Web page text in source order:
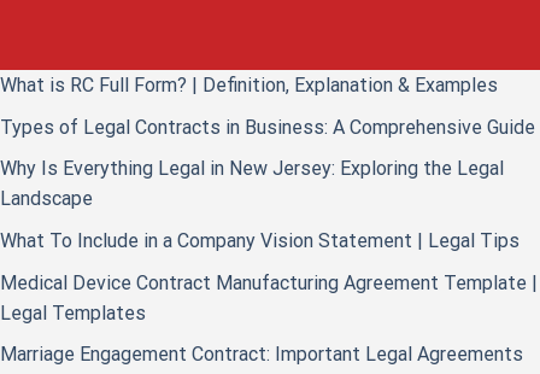
What is RC Full Form? | Definition, Explanation & Examples
Types of Legal Contracts in Business: A Comprehensive Guide
Why Is Everything Legal in New Jersey: Exploring the Legal
Landscape
What To Include in a Company Vision Statement | Legal Tips
Medical Device Contract Manufacturing Agreement Template |
Legal Templates
Marriage Engagement Contract: Important Legal Agreements